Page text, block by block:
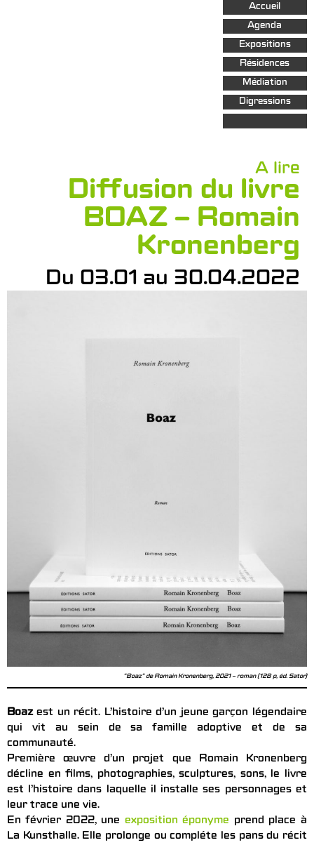
Aller au
contenu
principal
Accueil
Agenda
Expositions
Résidences
Médiation
Digressions
A lire
Diffusion du livre
BOAZ – Romain
Kronenberg
Du 03.01 au 30.04.2022
"Boaz" de Romain Kronenberg, 2021 – roman (128 p, éd. Sator)
Boazest un récit. L’histoire d’un jeune garçon légendaire
qui vit au sein de sa famille adoptive et de sa
communauté.
Première œuvre d’un projet que Romain Kronenberg
décline en films, photographies, sculptures, sons, le livre
est l’histoire dans laquelle il installe ses personnages et
leur trace une vie.
En février 2022, une exposition éponyme prend place à
La Kunsthalle. Elle prolonge ou compléte les pans du récit